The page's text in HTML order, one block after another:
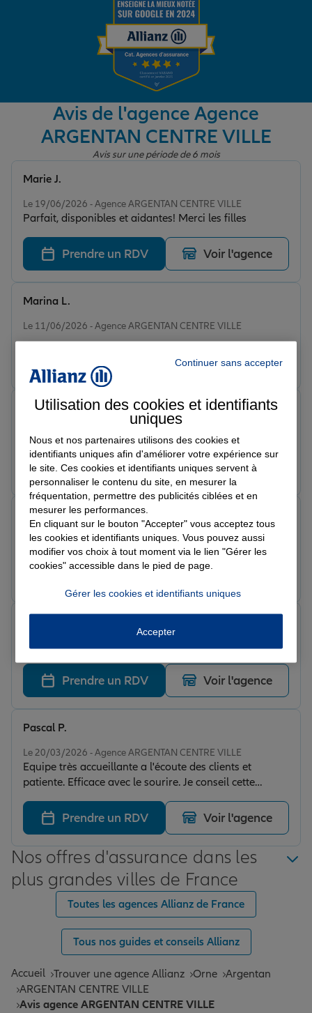
Garantie des accidents de la vie
Protection juridique
Retraite
Tous nos devis d'assurance
Avis de l'agence Agence
ARGENTAN CENTRE VILLE
Avis sur une période de 6 mois
Le 19/06/2026 - Agence ARGENTAN CENTRE VILLE
Parfait, disponibles et aidantes! Merci les filles
Marie J.
Prendre un RDV Voir l'agence
Le 11/06/2026 - Agence ARGENTAN CENTRE VILLE
Marina L.
Voir l'agence
Kevin G.
Prendre un RDV Voir l'agence
Note de 5 sur 5
Le 11/06/2026 - Agence ARGENTAN CENTRE VILLE
Fabienne o.
Prendre un RDV Voir l'agence
Le 11/06/2026 - Agence ARGENTAN CENTRE VILLE
Prendre un RDV Voir l'agence
Le 20/03/2026 - Agence ARGENTAN CENTRE VILLE
Equipe très accueillante a l'écoute des clients et
patiente. Efficace avec le sourire. Je conseil cette
agence.
Pascal P.
Prendre un RDV Voir l'agence
Nos offres d'assurance dans les
plus grandes villes de France
Toutes les agences Allianz de France
Tous nos guides et conseils Allianz
Accueil Trouver une agence Allianz Orne Argentan
ARGENTAN CENTRE VILLE
Avis agence ARGENTAN CENTRE VILLE
Continuer sans accepter
Utilisation des cookies et identifiants
uniques
Nous et nos partenaires utilisons des cookies et
identifiants uniques afin d'améliorer votre expérience sur
le site. Ces cookies et identifiants uniques servent à
personnaliser le contenu du site, en mesurer la
fréquentation, permettre des publicités ciblées et en
mesurer les performances.
En cliquant sur le bouton "Accepter" vous acceptez tous
les cookies et identifiants uniques. Vous pouvez aussi
modifier vos choix à tout moment via le lien "Gérer les
cookies" accessible dans le pied de page.
Gérer les cookies et identifiants uniques
Accepter